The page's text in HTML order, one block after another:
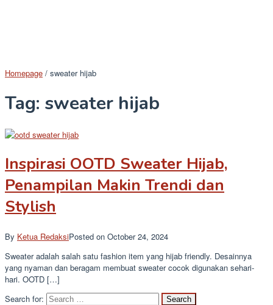
Homepage / sweater hijab
Tag: sweater hijab
Inspirasi OOTD Sweater Hijab,
Penampilan Makin Trendi dan
Stylish
By Ketua RedaksiPosted on October 24, 2024
Sweater adalah salah satu fashion item yang hijab friendly. Desainnya
yang nyaman dan beragam membuat sweater cocok digunakan sehari-
hari. OOTD […]
Search for: